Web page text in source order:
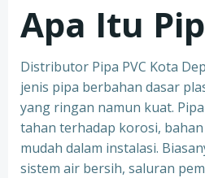
Apa Itu
Distributor Pipa PVC Kota
jenis pipa berbahan dasar
yang ringan namun kuat.
tahan terhadap korosi, bahan
mudah dalam instalasi.
sistem air bersih, saluran